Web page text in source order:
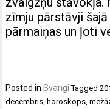
zīmju pārstāvji
pārmaiņas un ļoti
Posted inSvarīgi Tagged
decembris ,horoskops ,